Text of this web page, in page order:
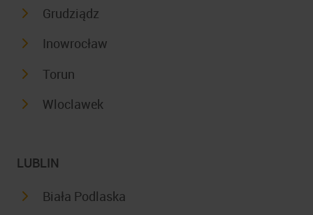
Grudziądz
Inowrocław
Torun
Wloclawek
LUBLIN
Biała Podlaska